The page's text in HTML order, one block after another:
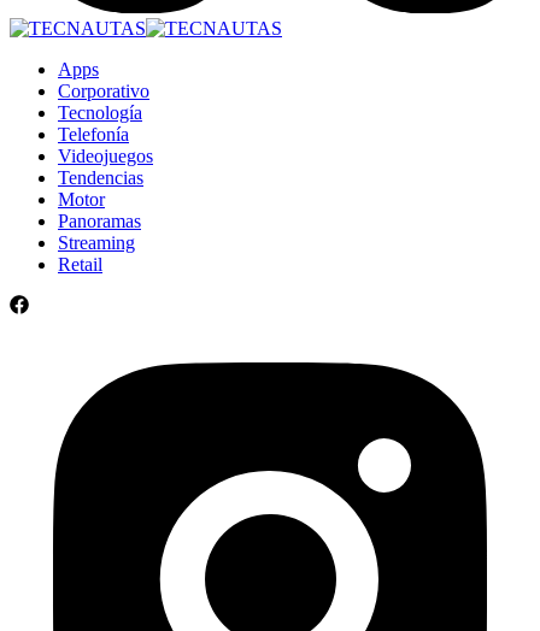
Apps
Corporativo
Tecnología
Telefonía
Videojuegos
Tendencias
Motor
Panoramas
Streaming
Retail